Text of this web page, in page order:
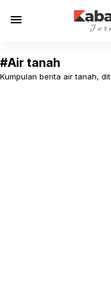
menu
#Air tanah
Kumpulan berita air tanah,